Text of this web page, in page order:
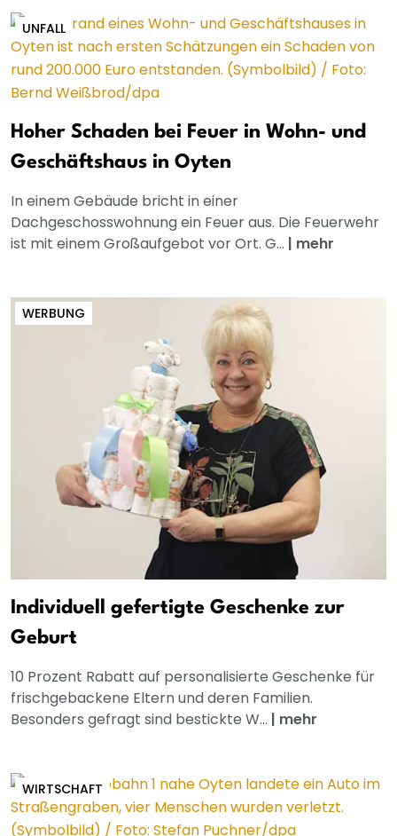
UNFALL
Hoher Schaden bei Feuer in Wohn- und
Geschäftshaus in Oyten
In einem Gebäude bricht in einer
Dachgeschosswohnung ein Feuer aus. Die Feuerwehr
ist mit einem Großaufgebot vor Ort. G... | mehr
WERBUNG
Individuell gefertigte Geschenke zur
Geburt
10 Prozent Rabatt auf personalisierte Geschenke für
frischgebackene Eltern und deren Familien.
Besonders gefragt sind bestickte W... | mehr
WIRTSCHAFT